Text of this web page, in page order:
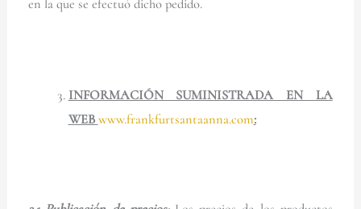
en la que se efectuó dicho pedido.
INFORMACIÓN SUMINISTRADA EN LA
WEB www.frankfurtsantaanna.com: